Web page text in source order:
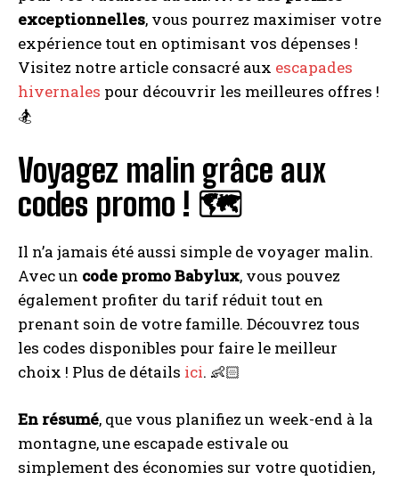
exceptionnelles, vous pourrez maximiser votre
expérience tout en optimisant vos dépenses !
Visitez notre article consacré aux escapades
hivernales pour découvrir les meilleures offres !
🏂
Voyagez malin grâce aux
codes promo ! 🗺️
Il n’a jamais été aussi simple de voyager malin.
Avec un code promo Babylux, vous pouvez
également profiter du tarif réduit tout en
prenant soin de votre famille. Découvrez tous
les codes disponibles pour faire le meilleur
choix ! Plus de détails ici. 👶🏻
En résumé, que vous planifiez un week-end à la
montagne, une escapade estivale ou
simplement des économies sur votre quotidien,